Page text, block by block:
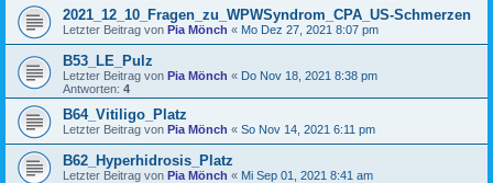
2021_12_10_Fragen_zu_WPWSyndrom_CPA_US-Schmerzen
Letzter Beitrag von Pia Mönch « Mo Dez 27, 2021 8:07 pm
B53_LE_Pulz
Letzter Beitrag von Pia Mönch « Do Nov 18, 2021 8:38 pm
Antworten: 4
B64_Vitiligo_Platz
Letzter Beitrag von Pia Mönch « So Nov 14, 2021 6:11 pm
B62_Hyperhidrosis_Platz
Letzter Beitrag von Pia Mönch « Mi Sep 01, 2021 8:41 am